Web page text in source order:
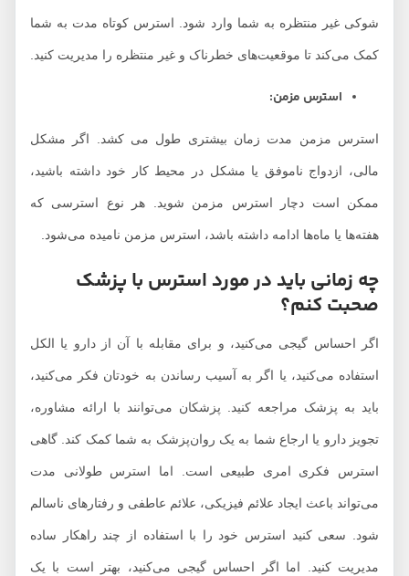
شوکی غیر منتظره به شما وارد شود. استرس کوتاه مدت به شما
کمک می‌کند تا موقعیت‌های خطرناک و غیر منتظره را مدیریت کنید.
استرس مزمن:
استرس مزمن مدت زمان بیشتری طول می کشد. اگر مشکل
مالی، ازدواج ناموفق یا مشکل در محیط کار خود داشته باشید،
ممکن است دچار استرس مزمن شوید. هر نوع استرسی که
هفته‌ها یا ماه‌ها ادامه داشته باشد، استرس مزمن نامیده می‌شود.
چه زمانی باید در مورد استرس با پزشک
صحبت کنم؟
اگر احساس گیجی می‌کنید، و برای مقابله با آن از دارو یا الکل
استفاده می‌کنید، یا اگر به آسیب رساندن به خودتان فکر می‌کنید،
باید به پزشک مراجعه کنید. پزشکان می‌توانند با ارائه مشاوره،
تجویز دارو یا ارجاع شما به یک روان‌پزشک به شما کمک کند. گاهی
استرس فکری امری طبیعی است. اما استرس طولانی مدت
می‌تواند باعث ایجاد علائم فیزیکی، علائم عاطفی و رفتارهای ناسالم
شود. سعی کنید استرس خود را با استفاده از چند راهکار ساده
مدیریت کنید. اما اگر احساس گیجی می‌کنید، بهتر است با یک